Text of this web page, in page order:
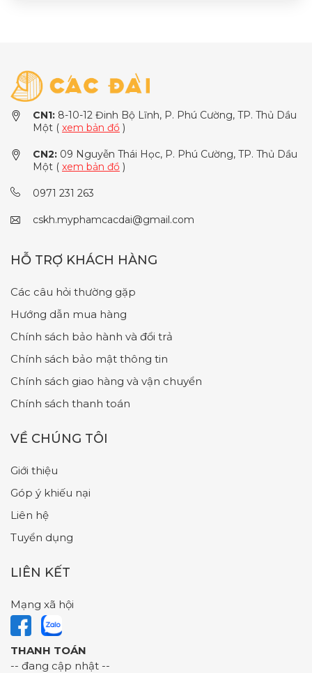
CN1: 8-10-12 Đinh Bộ Lĩnh, P. Phú Cường, TP. Thủ Dầu
Một ( xem bản đồ )
CN2: 09 Nguyễn Thái Học, P. Phú Cường, TP. Thủ Dầu
Một ( xem bản đồ )
0971 231 263
cskh.myphamcacdai@gmail.com
HỖ TRỢ KHÁCH HÀNG
Các câu hỏi thường gặp
Hướng dẫn mua hàng
Chính sách bảo hành và đổi trả
Chính sách bảo mật thông tin
Chính sách giao hàng và vận chuyển
Chính sách thanh toán
VỀ CHÚNG TÔI
Giới thiệu
Góp ý khiếu nại
Liên hệ
Tuyển dụng
LIÊN KẾT
Mạng xã hội
THANH TOÁN
-- đang cập nhật --